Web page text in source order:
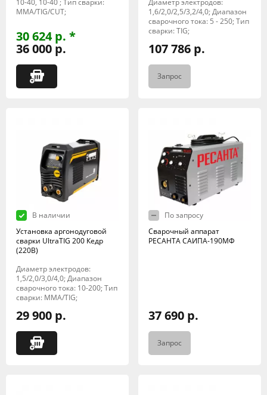
10-40, 10-40 ; Тип сварки:
MMA/TIG/CUT;
30 624 р. *
36 000 р.
Диаметр электродов:
1,6/2,0/2,5/3,2/4,0; Диапазон
сварочного тока: 5 - 250; Тип
сварки: TIG;
107 786 р.
Запрос
В наличии
Установка аргонодуговой
сварки UltraTIG 200 Кедр
(220В)
Диаметр электродов:
1,5/2,0/3,0/4,0; Диапазон
сварочного тока: 10-200; Тип
сварки: MMA/TIG;
29 900 р.
По запросу
Сварочный аппарат
РЕСАНТА САИПА-190МФ
37 690 р.
Запрос